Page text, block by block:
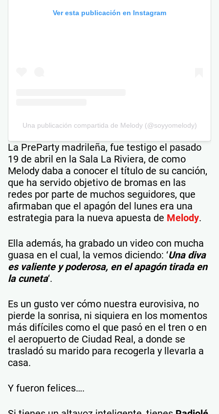
Ver esta publicación en Instagram
Una publicación compartida de Melody (@soyyomelody)
La PreParty madrileña, fue testigo el pasado
19 de abril en la Sala La Riviera, de como
Melody daba a conocer el título de su canción,
que ha servido objetivo de bromas en las
redes por parte de muchos seguidores, que
afirmaban que el apagón del lunes era una
estrategia para la nueva apuesta de Melody.
Ella además, ha grabado un video con mucha
guasa en el cual, la vemos diciendo: ‘Una diva
es valiente y poderosa, en el apagón tirada en
la cuneta‘.
Es un gusto ver cómo nuestra eurovisiva, no
pierde la sonrisa, ni siquiera en los momentos
más difíciles como el que pasó en el tren o en
el aeropuerto de Ciudad Real, a donde se
trasladó su marido para recogerla y llevarla a
casa.
Y fueron felices….